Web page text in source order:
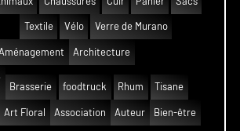
Textile Vélo Verre de Murano
Architecture
Brasserie
foodtruck Rhum Tisane
Art Floral Association Auteur Bien-être